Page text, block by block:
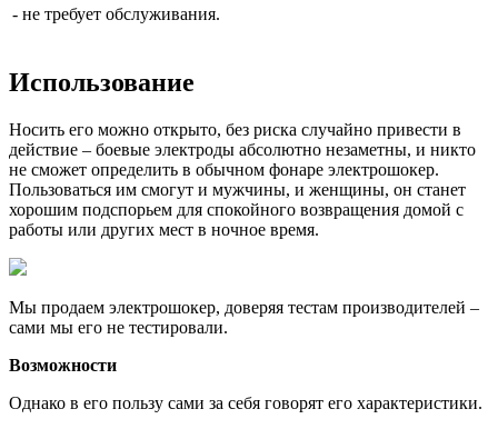
- не требует обслуживания.
Использование
Носить его можно открыто, без риска случайно привести в
действие – боевые электроды абсолютно незаметны, и никто
не сможет определить в обычном фонаре электрошокер.
Пользоваться им смогут и мужчины, и женщины, он станет
хорошим подспорьем для спокойного возвращения домой с
работы или других мест в ночное время.
Мы продаем электрошокер, доверяя тестам производителей –
сами мы его не тестировали.
Возможности
Однако в его пользу сами за себя говорят его характеристики.